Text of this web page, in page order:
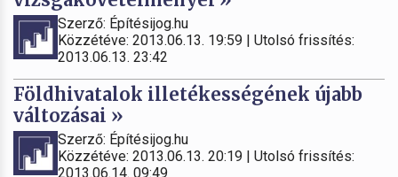
Szerző: Építésijog.hu
Közzétéve: 2013.06.13. 19:59 | Utolsó frissítés:
2013.06.13. 23:42
Földhivatalok illetékességének újabb
változásai »
Szerző: Építésijog.hu
Közzétéve: 2013.06.13. 20:19 | Utolsó frissítés:
2013.06.14. 09:49